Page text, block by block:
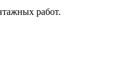
работ.